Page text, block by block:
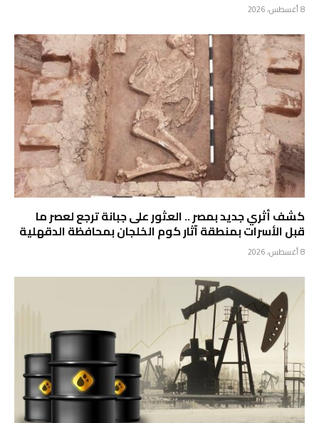
8 أغسطس، 2026
كشف أثري جديد بمصر .. ⁠العثور على جبانة ترجع لعصر ما
قبل الأسرات بمنطقة آثار كوم الخلجان بمحافظة الدقهلية
8 أغسطس، 2026